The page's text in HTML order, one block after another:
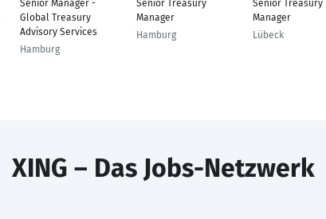
Senior Manager -
Global Treasury
Advisory Services
Hamburg
Senior Treasury
Manager
Hamburg
Senior Treasury
Manager
Lübeck
XING – Das Jobs-Netzwerk